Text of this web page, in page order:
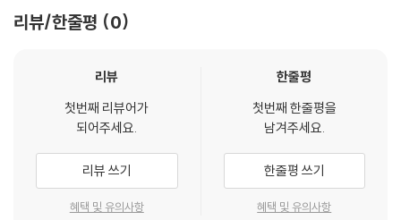
리뷰/한줄평 0
리뷰
첫번째 리뷰어가
되어주세요.
리뷰 쓰기
혜택 및 유의사항
한줄평
첫번째 한줄평을
남겨주세요.
한줄평 쓰기
혜택 및 유의사항